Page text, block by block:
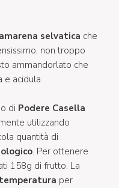
amarena selvatica che
non troppo
ammandorlato che
e acidula.
di Podere Casella
utilizzando
quantità di
. Per ottenere
158g di frutto. La
per